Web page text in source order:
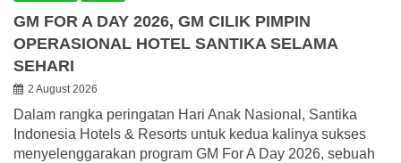
GM FOR A DAY 2026, GM CILIK PIMPIN
OPERASIONAL HOTEL SANTIKA SELAMA
SEHARI
2 August 2026
Dalam rangka peringatan Hari Anak Nasional, Santika
Indonesia Hotels & Resorts untuk kedua kalinya sukses
menyelenggarakan program GM For A Day 2026, sebuah